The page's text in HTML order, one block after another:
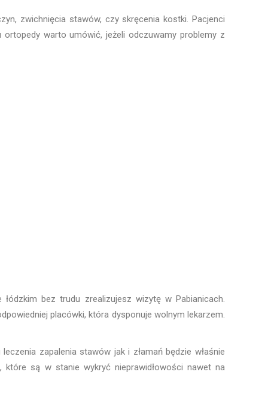
zwichnięcia stawów, czy skręcenia kostki. Pacjenci
warto umówić, jeżeli odczuwamy problemy z
bez trudu zrealizujesz wizytę w Pabianicach.
placówki, która dysponuje wolnym lekarzem.
zapalenia stawów jak i złamań będzie właśnie
, które są w stanie wykryć nieprawidłowości nawet na